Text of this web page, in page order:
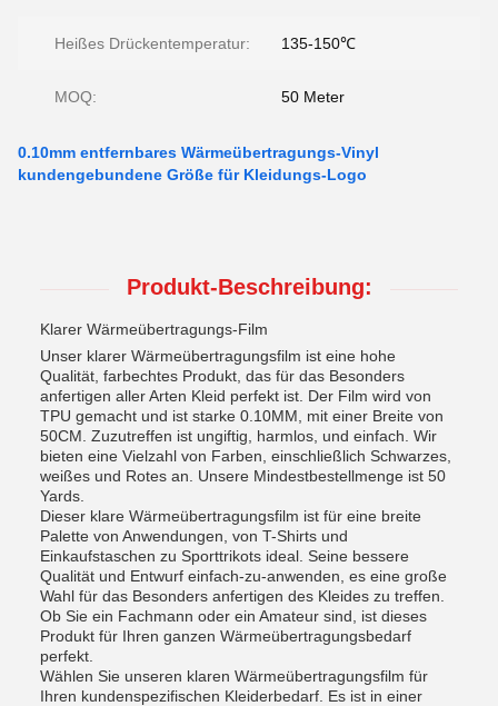
Heißes Drückentemperatur: 135-150℃
MOQ: 50 Meter
0.10mm entfernbares Wärmeübertragungs-Vinyl
kundengebundene Größe für Kleidungs-Logo
Produkt-Beschreibung:
Klarer Wärmeübertragungs-Film
Unser klarer Wärmeübertragungsfilm ist eine hohe
Qualität, farbechtes Produkt, das für das Besonders
anfertigen aller Arten Kleid perfekt ist. Der Film wird von
TPU gemacht und ist starke 0.10MM, mit einer Breite von
50CM. Zuzutreffen ist ungiftig, harmlos, und einfach. Wir
bieten eine Vielzahl von Farben, einschließlich Schwarzes,
weißes und Rotes an. Unsere Mindestbestellmenge ist 50
Yards.
Dieser klare Wärmeübertragungsfilm ist für eine breite
Palette von Anwendungen, von T-Shirts und
Einkaufstaschen zu Sporttrikots ideal. Seine bessere
Qualität und Entwurf einfach-zu-anwenden, es eine große
Wahl für das Besonders anfertigen des Kleides zu treffen.
Ob Sie ein Fachmann oder ein Amateur sind, ist dieses
Produkt für Ihren ganzen Wärmeübertragungsbedarf
perfekt.
Wählen Sie unseren klaren Wärmeübertragungsfilm für
Ihren kundenspezifischen Kleiderbedarf. Es ist in einer